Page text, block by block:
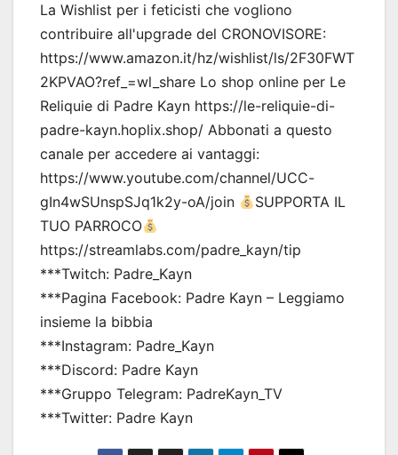
La Wishlist per i feticisti che vogliono
contribuire all'upgrade del CRONOVISORE:
https://www.amazon.it/hz/wishlist/ls/2F30FWT
2KPVAO?ref_=wl_share Lo shop online per Le
Reliquie di Padre Kayn https://le-reliquie-di-
padre-kayn.hoplix.shop/ Abbonati a questo
canale per accedere ai vantaggi:
https://www.youtube.com/channel/UCC-
gIn4wSUnspSJq1k2y-oA/join
SUPPORTA IL
TUO PARROCO
https://streamlabs.com/padre_kayn/tip
***Twitch: Padre_Kayn
***Pagina Facebook: Padre Kayn – Leggiamo
insieme la bibbia
***Instagram: Padre_Kayn
***Discord: Padre Kayn
***Gruppo Telegram: PadreKayn_TV
***Twitter: Padre Kayn